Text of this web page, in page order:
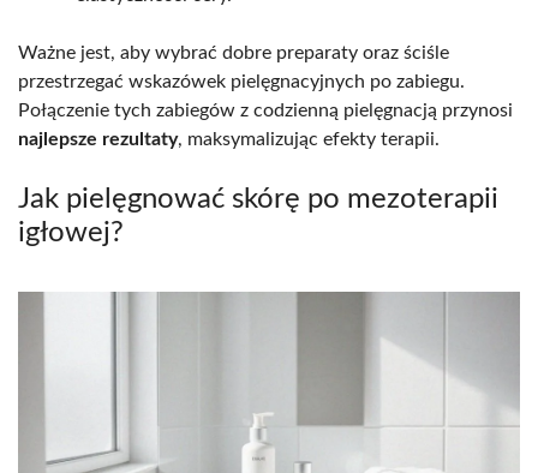
Ważne jest, aby wybrać dobre preparaty oraz ściśle
przestrzegać wskazówek pielęgnacyjnych po zabiegu.
Połączenie tych zabiegów z codzienną pielęgnacją przynosi
najlepsze rezultaty, maksymalizując efekty terapii.
Jak pielęgnować skórę po mezoterapii
igłowej?